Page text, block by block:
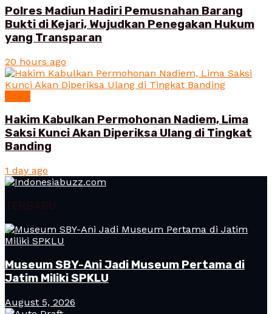
Polres Madiun Hadiri Pemusnahan Barang
Bukti di Kejari, Wujudkan Penegakan Hukum
yang Transparan
20 hours ago
Hakim Kabulkan Permohonan Nadiem, Lima
Saksi Kunci Akan Diperiksa Ulang di Tingkat
Banding
1 day ago
TERBARU
Museum SBY-Ani Jadi Museum Pertama di
Jatim Miliki SPKLU
August 5, 2026